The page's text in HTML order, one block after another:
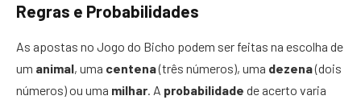
Regras e Probabilidades
As apostas no Jogo do Bicho podem ser feitas na escolha de
um animal, uma centena(três números), uma dezena(dois
números) ou uma milhar. A probabilidade de acerto varia